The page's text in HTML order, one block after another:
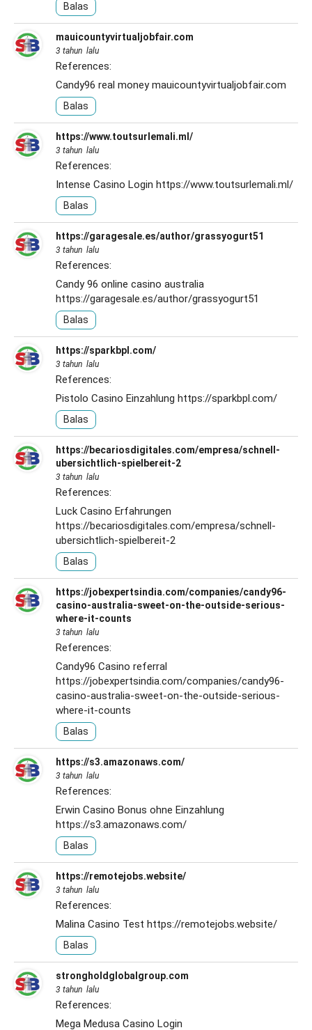
Balas
mauicountyvirtualjobfair.com
3 tahun lalu
References:
Candy96 real moneymauicountyvirtualjobfair.com
Balas
https://www.toutsurlemali.ml/
3 tahun lalu
References:
Intense Casino Login https://www.toutsurlemali.ml/
Balas
https://garagesale.es/author/grassyogurt51
3 tahun lalu
References:
Candy 96 online casino australia
https://garagesale.es/author/grassyogurt51
Balas
https://sparkbpl.com/
3 tahun lalu
References:
Pistolo Casino Einzahlung https://sparkbpl.com/
Balas
https://becariosdigitales.com/empresa/schnell-
ubersichtlich-spielbereit-2
3 tahun lalu
References:
Luck Casino Erfahrungen
https://becariosdigitales.com/empresa/schnell-
ubersichtlich-spielbereit-2
Balas
https://jobexpertsindia.com/companies/candy96-
casino-australia-sweet-on-the-outside-serious-
where-it-counts
3 tahun lalu
References:
Candy96 Casino referral
https://jobexpertsindia.com/companies/candy96-
casino-australia-sweet-on-the-outside-serious-
where-it-counts
Balas
https://s3.amazonaws.com/
3 tahun lalu
References:
Erwin Casino Bonus ohne Einzahlung
https://s3.amazonaws.com/
Balas
https://remotejobs.website/
3 tahun lalu
References:
Malina Casino Test https://remotejobs.website/
Balas
strongholdglobalgroup.com
3 tahun lalu
References:
Mega Medusa Casino Login